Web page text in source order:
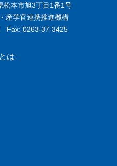
本市旭3丁目1番1号
産学官連携推進機構
Fax: 0263-37-3425
は